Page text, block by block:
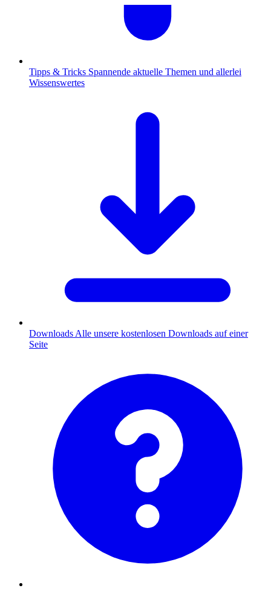
Tipps & Tricks Spannende aktuelle Themen und allerlei
Wissenswertes
Downloads Alle unsere kostenlosen Downloads auf einer
Seite